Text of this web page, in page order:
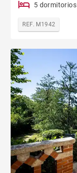
5 dormitorios
REF. M1942